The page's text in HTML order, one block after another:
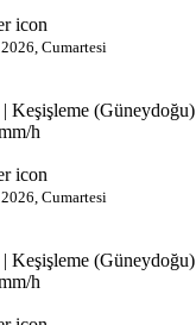
Cumartesi
| Keşişleme (Güneydoğu)
h
Cumartesi
| Keşişleme (Güneydoğu)
h